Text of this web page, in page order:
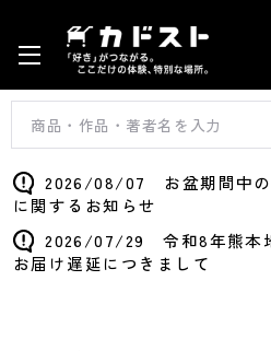
2026/08/07 お盆期間中の
に関するお知らせ
2026/07/29 令和8年熊本
お届け遅延につきまして